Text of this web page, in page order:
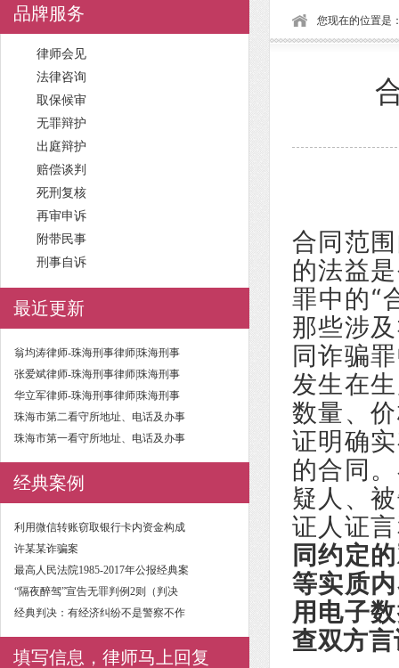
品牌服务
律师会见
法律咨询
取保候审
无罪辩护
出庭辩护
赔偿谈判
死刑复核
再审申诉
附带民事
刑事自诉
最近更新
翁均涛律师-珠海刑事律师|珠海刑事
张爱斌律师-珠海刑事律师|珠海刑事
华立军律师-珠海刑事律师|珠海刑事
珠海市第二看守所地址、电话及办事
珠海市第一看守所地址、电话及办事
经典案例
利用微信转账窃取银行卡内资金构成
许某某诈骗案
最高人民法院1985-2017年公报经典案
“隔夜醉驾”宣告无罪判例2则（判决
经典判决：有经济纠纷不是警察不作
填写信息，律师马上回复
您现在的位置是
合同范
的法益
罪中的“
那些涉
同诈骗
发生在
数量、
证明确
的合同
疑人、
证人证
同约定
等实质
用电子
查双方